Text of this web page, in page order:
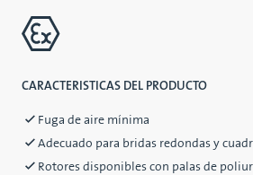
CARACTERISTICAS DEL PRODUCTO
Fuga de aire mínima
Adecuado para bridas redondas y
Rotores disponibles con palas de